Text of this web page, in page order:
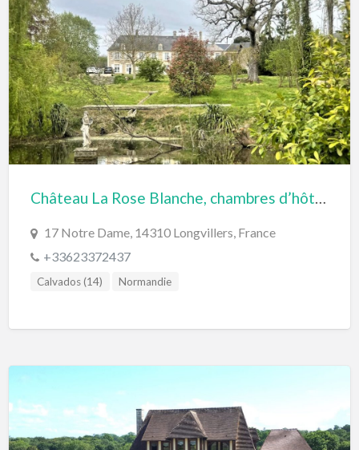
Château La Rose Blanche, chambres d’hôtes en Normandie (Longvillers)
17 Notre Dame, 14310 Longvillers, France
+33623372437
Calvados (14) Normandie